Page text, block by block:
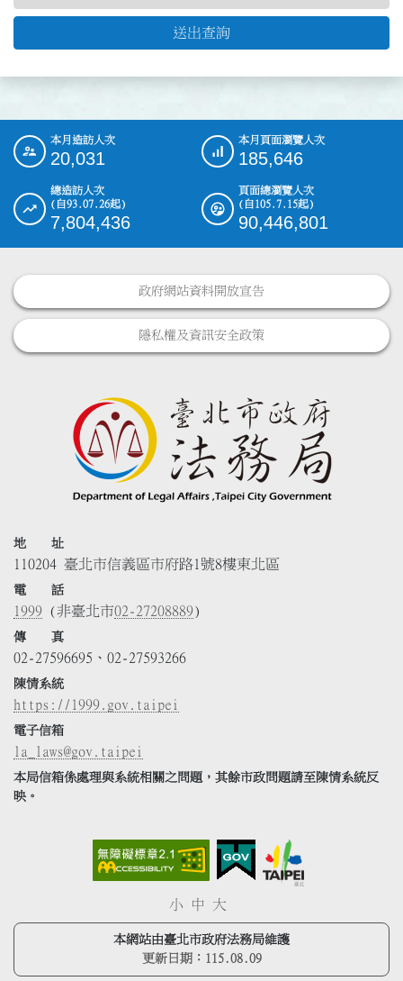
送出查詢
::: 本月造訪人次
20,031
本月頁面瀏覽人次
185,646
總造訪人次
(自93.07.26起)
7,804,436
頁面總瀏覽人次
(自105.7.15起)
90,446,801
政府網站資料開放宣告
隱私權及資訊安全政策
地 址
110204 臺北市信義區市府路1號8樓東北區
電 話
1999 (非臺北市02-27208889)
傳 真
02-27596695、02-27593266
陳情系統
https://1999.gov.taipei
電子信箱
la_laws@gov.taipei
本局信箱係處理與系統相關之問題，其餘市政問題請至陳情系統反
映。
小 中 大
本網站由臺北市政府法務局維護
更新日期： 115.08.09